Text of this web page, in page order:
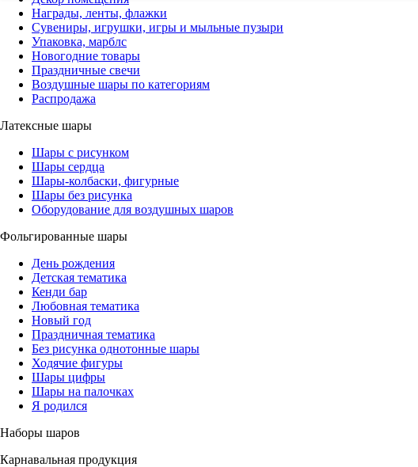
Награды, ленты, флажки
Сувениры, игрушки, игры и мыльные пузыри
Упаковка, марблс
Новогодние товары
Праздничные свечи
Воздушные шары по категориям
Распродажа
Латексные шары
Шары с рисунком
Шары сердца
Шары-колбаски, фигурные
Шары без рисунка
Оборудование для воздушных шаров
Фольгированные шары
День рождения
Детская тематика
Кенди бар
Любовная тематика
Новый год
Праздничная тематика
Без рисунка однотонные шары
Ходячие фигуры
Шары цифры
Шары на палочках
Я родился
Наборы шаров
Карнавальная продукция